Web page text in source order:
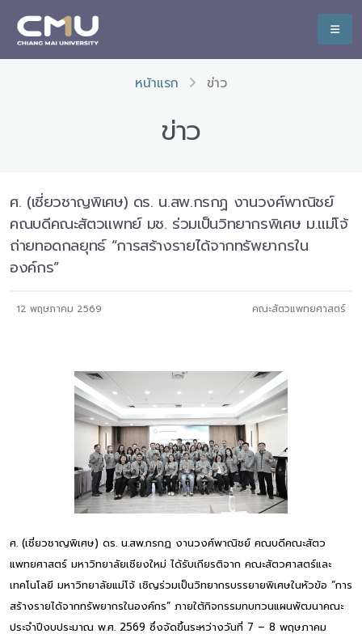
หน้าแรก ข่าว
ข่าว
ศ. (เชี่ยวชาญพิเศษ) ดร. น.สพ.กรกฏ งานวงศ์พาณิชย์
คณบดีคณะสัตวแพทย์ มช. ร่วมเป็นวิทยากรพิเศษ ม.แม่โจ้
ถ่ายทอดกลยุทธ์ “การสร้างรายได้จากทรัพยากรใน
องค์กร”
12 พฤษภาคม 2569 คณะสัตวแพทยศาสตร์
ศ. (เชี่ยวชาญพิเศษ) ดร. น.สพ.กรกฏ งานวงศ์พาณิชย์ คณบดีคณะสัตว
แพทยศาสตร์ มหาวิทยาลัยเชียงใหม่ ได้รับเกียรติจาก คณะสัตวศาสตร์และ
เทคโนโลยี มหาวิทยาลัยแม่โจ้ เชิญร่วมเป็นวิทยากรบรรยายพิเศษในหัวข้อ “การ
สร้างรายได้จากทรัพยากรในองค์กร” ภายใต้กิจกรรมทบทวนแผนพัฒนาคณะ
ประจำปีงบประมาณ พ.ศ. 2569 ซึ่งจัดขึ้นระหว่างวันที่ 7 – 8 พฤษภาคม